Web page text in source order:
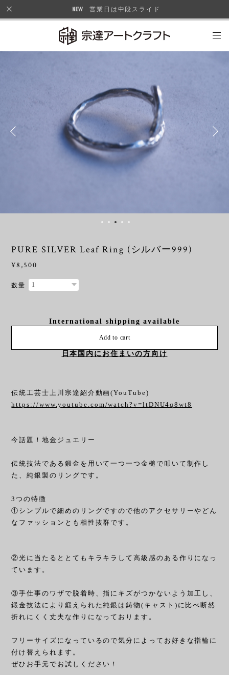
営業日は中段スライド
PURE SILVER Leaf Ring (シルバー999)
¥8,500
数量
International shipping available
Add to cart
日本国内にお住まいの方向け
伝統工芸士上川宗達紹介動画(YouTube)
https://www.youtube.com/watch?v=ltDNU4q8wt8
今話題！地金ジュエリー
伝統技法である鍛金を用いて一つ一つ金槌で叩いて制作し
た、純銀製のリングです。
3つの特徴
①シンプルで細めのリングですので他のアクセサリーやどん
なファッションとも相性抜群です。
②光に当たるととてもキラキラして高級感のある作りになっ
ています。
③手仕事のワザで脱着時、指にキズがつかないよう加工し、
鍛金技法により鍛えられた純銀は鋳物(キャスト)に比べ断然
折れにくく丈夫な作りになっております。
フリーサイズになっているので気分によってお好きな指輪に
付け替えられます。
ぜひお手元でお試しください！